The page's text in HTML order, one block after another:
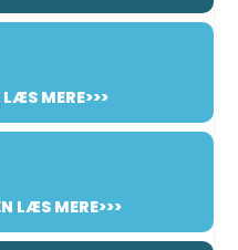
MERE>>>
LÆS MERE>>>